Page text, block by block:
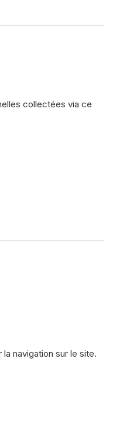
collectées via ce
navigation sur le site.